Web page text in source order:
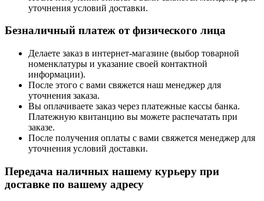
уточнения условий доставки.
Безналичный платеж от физического лица
Делаете заказ в интернет-магазине (выбор товарной
номенклатуры и указание своей контактной
информации).
После этого с вами свяжется наш менеджер для
уточнения заказа.
Вы оплачиваете заказ через платежные кассы банка.
Платежную квитанцию вы можете распечатать при
заказе.
После получения оплаты с вами свяжется менеджер для
уточнения условий доставки.
Передача наличных нашему курьеру при
доставке по вашему адресу